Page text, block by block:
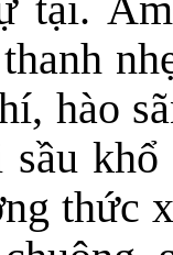
hào
sầu
thức